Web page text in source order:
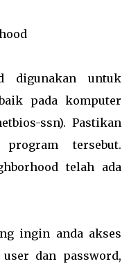
digunakan untuk
pada komputer
ssn). Pastikan
tersebut.
telah ada
ingin anda akses
dan password,